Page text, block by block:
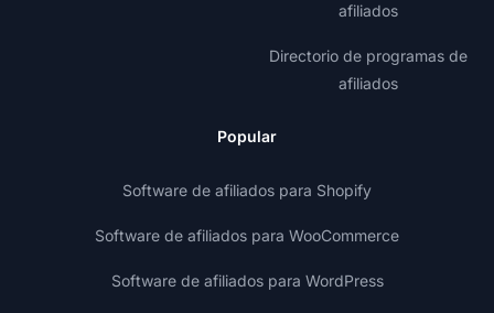
afiliados
Directorio de programas de
afiliados
Popular
Software de afiliados para Shopify
Software de afiliados para WooCommerce
Software de afiliados para WordPress